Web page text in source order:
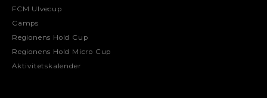
FCM Ulvecup
Camps
Regionens Hold Cup
Regionens Hold Micro Cup
Aktivitetskalender